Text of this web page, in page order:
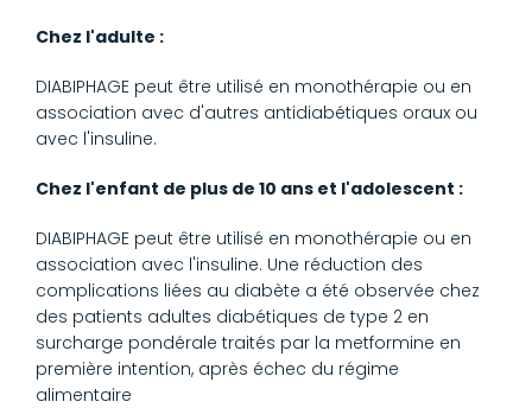
Chez l'adulte :
DIABIPHAGE peut être utilisé en monothérapie ou en
association avec d'autres antidiabétiques oraux ou
avec l'insuline.
Chez l'enfant de plus de 10 ans et l'adolescent :
DIABIPHAGE peut être utilisé en monothérapie ou en
association avec l'insuline. Une réduction des
complications liées au diabète a été observée chez
des patients adultes diabétiques de type 2 en
surcharge pondérale traités par la metformine en
première intention, après échec du régime
alimentaire